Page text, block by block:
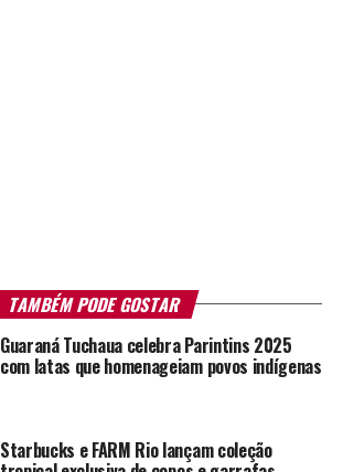
TAMBÉM PODE GOSTAR
Guaraná Tuchaua celebra Parintins 2025
com latas que homenageiam povos indígenas
Starbucks e FARM Rio lançam coleção